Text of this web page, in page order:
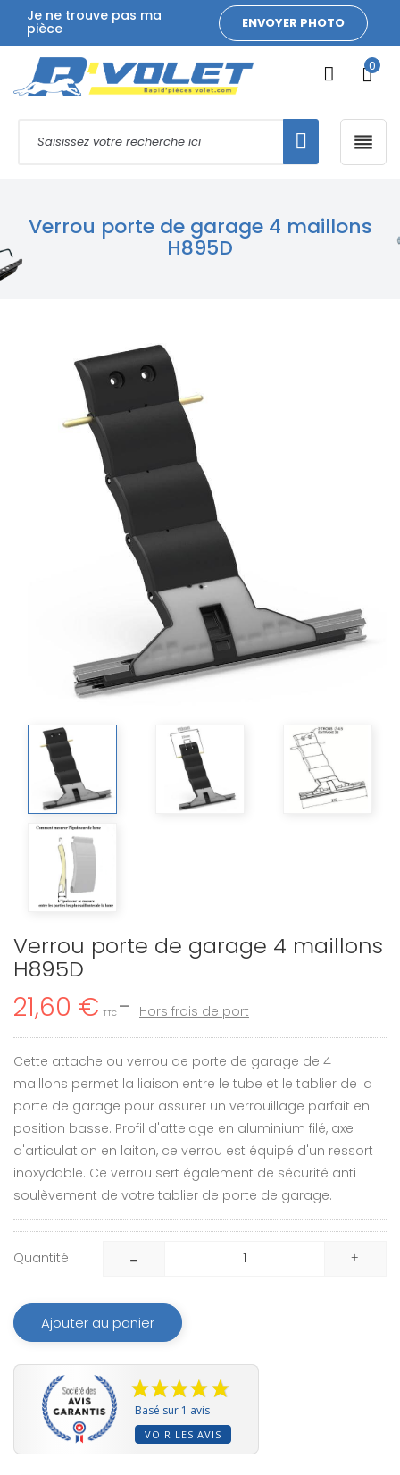
Je ne trouve pas ma
pièce ENVOYER PHOTO
0

Verrou porte de garage 4 maillons
H895D
Verrou porte de garage 4 maillons
H895D
21,60 € TTC Hors frais de port
Cette attache ou verrou de porte de garage de 4
maillons permet la liaison entre le tube et le tablier de la
porte de garage pour assurer un verrouillage parfait en
position basse. Profil d'attelage en aluminium filé, axe
d'articulation en laiton, ce verrou est équipé d'un ressort
inoxydable. Ce verrou sert également de sécurité anti
soulèvement de votre tablier de porte de garage.
Quantité
Ajouter au panier
Basé sur 1 avis
VOIR LES AVIS